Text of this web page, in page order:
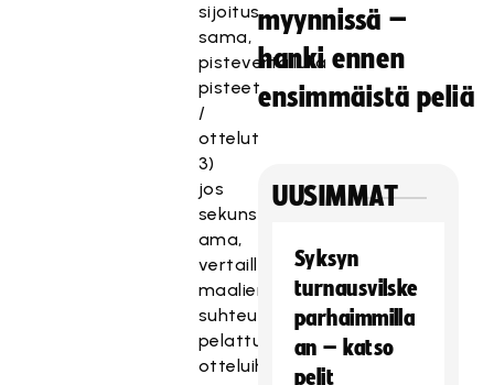
sijoitus
sama,
pistevertailulla
pisteet
/
ottelut
3)
jos
sekuns
ama,
vertaillaan
maalieroa
suhteutettuna
pelattuihin
otteluihin.)
myynnissä –
hanki ennen
ensimmäistä peliä
UUSIMMAT
Syksyn
turnausvilske
parhaimmilla
an – katso
pelit